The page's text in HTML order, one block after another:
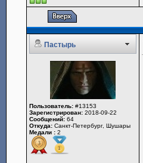
Пастырь
Пользователь: #13153
Зарегистрирован: 2018-09-22
Сообщений: 64
Откуда: Санкт-Петербург, Шушары
Медали : 2